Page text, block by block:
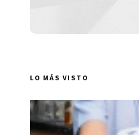
LO MÁS VISTO